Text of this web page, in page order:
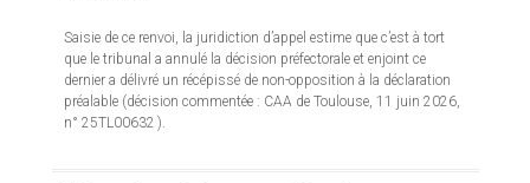
Saisie de ce renvoi, la juridiction d’appel estime que c’est à tort
que le tribunal a annulé la décision préfectorale et enjoint ce
dernier a délivré un récépissé de non-opposition à la déclaration
préalable (décision commentée : CAA de Toulouse, 11 juin 2026,
n° 25TL00632 ).